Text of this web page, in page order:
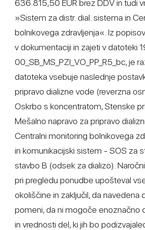
636.815,50 EUR brez DDV in tudi
»Sistem za distr. dial. sistema in
bolnikovega zdravljenja«. Iz
v dokumentaciji in zajeti v datoteki
00_SB_MS_PZI_VO_PP_R5_bc, je
datoteka vsebuje naslednje
pripravo dializne vode (reverzna
Oskrbo s koncentratom, Stenske
Mešalno napravo za pripravo
Centralni monitoring bolnikovega
in komunikacijski sistem - SOS za
stavbo B (odsek za dializo).
pri pregledu ponudbe upošteval
okoliščine in zaključil, da navedena
pomeni, da ni mogoče enoznačno
in vrednosti del, ki jih bo